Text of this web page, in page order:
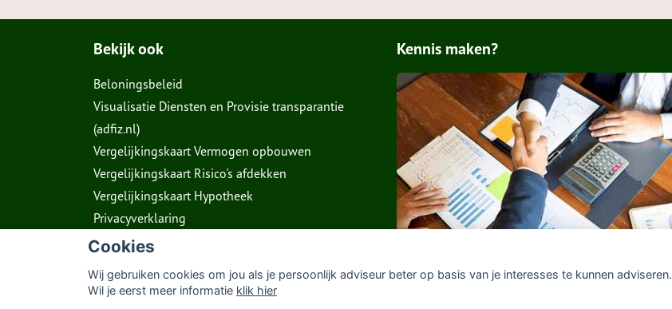
Cookies
Wij gebruiken cookies om jou als je persoonlijk adviseur beter op basis van je interesses te kunnen adviseren.
Wil je eerst meer informatie klik hier
Bekijk ook
Beloningsbeleid
Visualisatie Diensten en Provisie transparantie
(adfiz.nl)
Vergelijkingskaart Vermogen opbouwen
Vergelijkingskaart Risico's afdekken
Vergelijkingskaart Hypotheek
Privacyverklaring
Kennis maken?
© CopyrightAssupport BV2026 Sitemap